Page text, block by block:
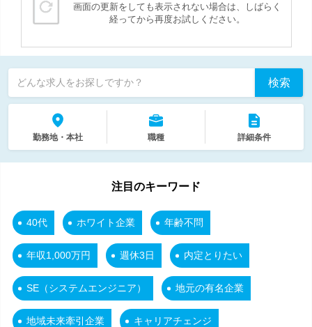
画面の更新をしても表示されない場合は、しばらく
経ってから再度お試しください。
どんな求人をお探しですか？ 検索
勤務地・本社 職種 詳細条件
注目のキーワード
40代 ホワイト企業 年齢不問
年収1,000万円 週休3日 内定とりたい
SE（システムエンジニア） 地元の有名企業
地域未来牽引企業 キャリアチェンジ